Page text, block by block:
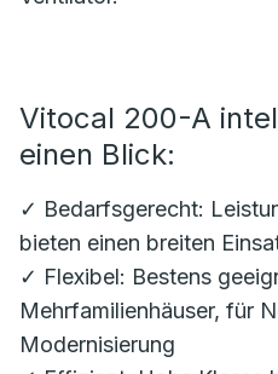
Vitocal 200-A
einen Blick:
✓ Bedarfsgerecht:
bieten einen breiten
✓ Flexibel: Bestens
Mehrfamilienhäuser, für
Modernisierung